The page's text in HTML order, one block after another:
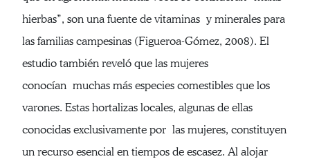
hierbas”, son una fuente de vitaminas y minerales para
las familias campesinas (Figueroa-Gómez, 2008). El
estudio también reveló que las mujeres
conocían muchas más especies comestibles que los
varones. Estas hortalizas locales, algunas de ellas
conocidas exclusivamente por las mujeres, constituyen
un recurso esencial en tiempos de escasez. Al alojar